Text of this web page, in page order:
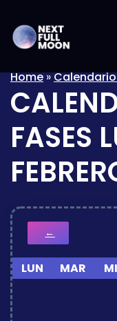
Home»
FASES
←
LUN MAR